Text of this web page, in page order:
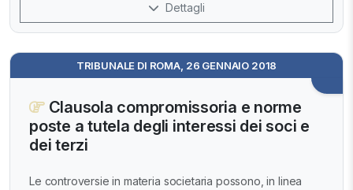
Dettagli
TRIBUNALE DI ROMA, 26 GENNAIO 2018
Clausola compromissoria e norme
poste a tutela degli interessi dei soci e
dei terzi
Le controversie in materia societaria possono, in linea